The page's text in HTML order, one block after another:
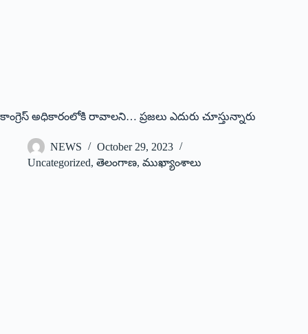
కాంగ్రెస్‌ అధికారంలోకి రావాలని… ప్రజలు ఎదురు చూస్తున్నారు
NEWS
October 29, 2023
Uncategorized, తెలంగాణ, ముఖ్యాంశాలు